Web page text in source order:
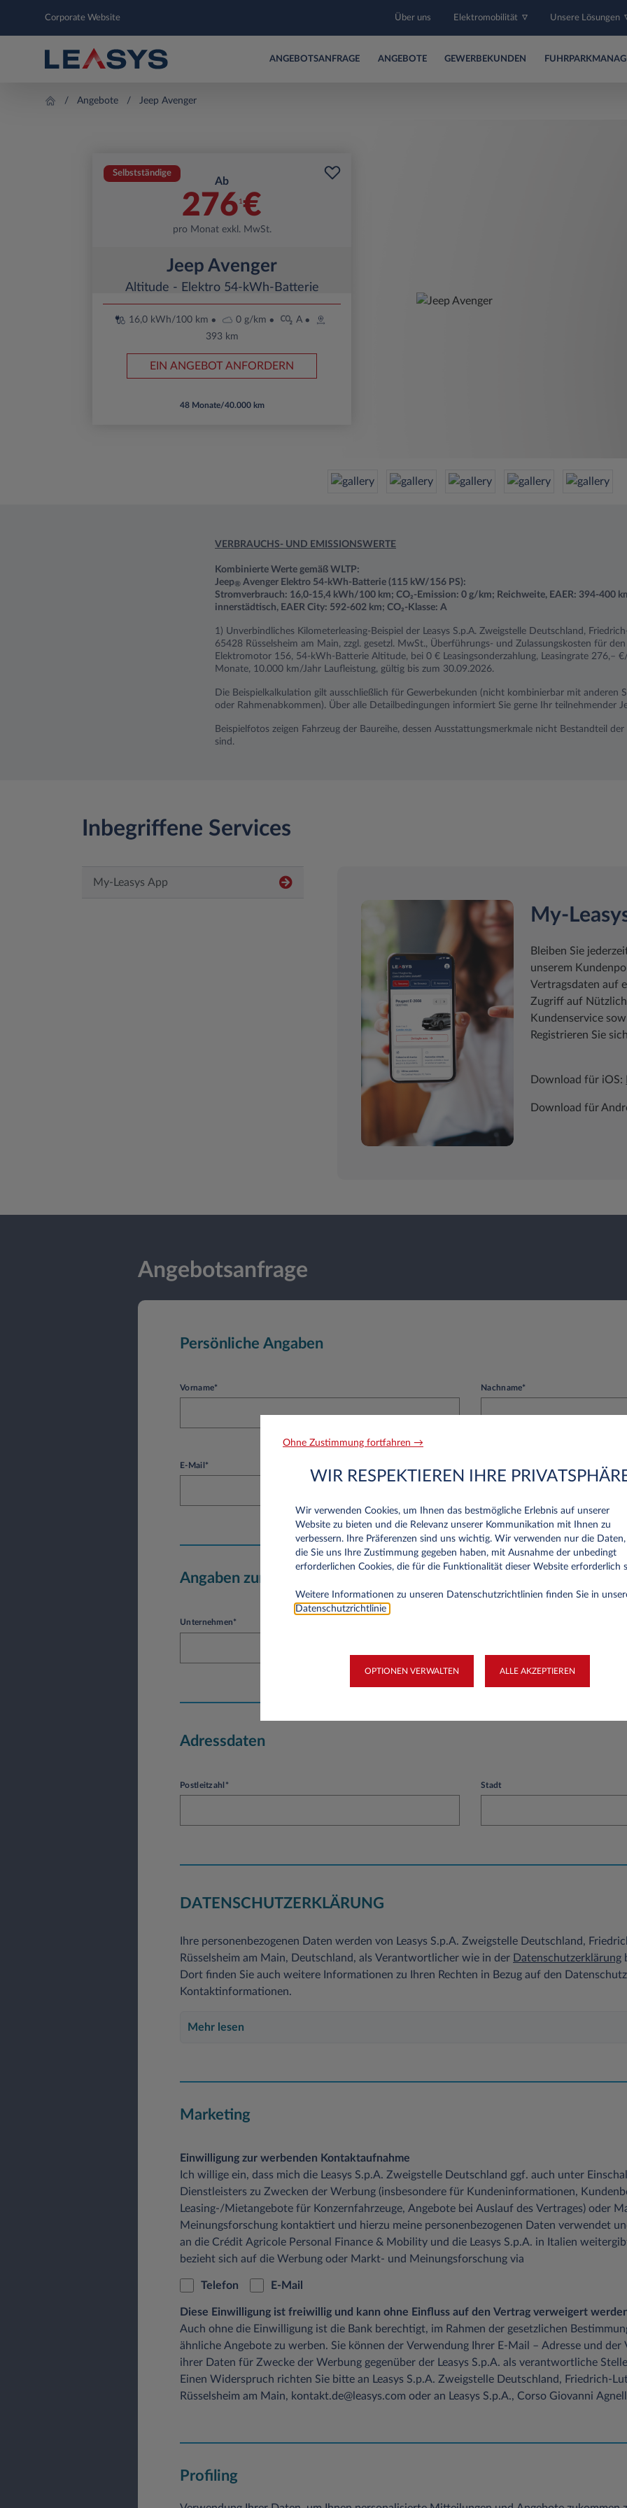
Corporate Website Über uns Elektromobilität Unsere Lösungen
ANGEBOTSANFRAGE ANGEBOTE GEWERBEKUNDEN
Angebote Jeep Avenger
Selbstständige
Ab
276 1 €
pro Monat exkl. MwSt.
Jeep Avenger
Altitude - Elektro 54-kWh-Batterie
16,0 kWh/100 km 0 g/km
A
393 km
EIN ANGEBOT ANFORDERN
48 Monate/40.000 km
VERBRAUCHS- UND EMISSIONSWERTE
Kombinierte Werte gemäß WLTP:
Jeep® Avenger Elektro 54-kWh-Batterie (115 kW/156 PS):
Stromverbrauch: 16,0-15,4 kWh/100 km; CO₂-Emission: 0 g/km; Reichweite, EAER: 394-400
innerstädtisch, EAER City: 592-602 km; CO₂-Klasse: A
1) Unverbindliches Kilometerleasing-Beispiel der Leasys S.p.A. Zweigstelle Deutschland,
65428 Rüsselsheim am Main, zzgl. gesetzl. MwSt., Überführungs- und Zulassungskosten für
Elektromotor 156, 54-kWh-Batterie Altitude, bei 0 € Leasingsonderzahlung, Leasingrate 276,–
Monate, 10.000 km/Jahr Laufleistung, gültig bis zum 30.09.2026.
Die Beispielkalkulation gilt ausschließlich für Gewerbekunden (nicht kombinierbar mit anderen
oder Rahmenabkommen). Über alle Detailbedingungen informiert Sie gerne Ihr teilnehmender
Beispielfotos zeigen Fahrzeug der Baureihe, dessen Ausstattungsmerkmale nicht Bestandteil
sind.
Inbegriffene Services
My-Leasys App
My-
Bleiben Sie
unserem
Vertragsdaten auf
Zugriff auf
Kundenservice
Registrieren Sie
Download für iOS:
Download für
Angebotsanfrage
Persönliche Angaben
Vorname* Nachname*
E-Mail*
Angaben zum Unternehmen
Unternehmen*
Adressdaten
Postleitzahl* Stadt
DATENSCHUTZERKLÄRUNG
Ihre personenbezogenen Daten werden von Leasys S.p.A. Zweigstelle Deutschland,
Rüsselsheim am Main, Deutschland, als Verantwortlicher wie in der Datenschutzerklärung
Dort finden Sie auch weitere Informationen zu Ihren Rechten in Bezug auf den
Kontaktinformationen.
Mehr lesen
Marketing
Einwilligung zur werbenden Kontaktaufnahme
Ich willige ein, dass mich die Leasys S.p.A. Zweigstelle Deutschland ggf. auch unter
Dienstleisters zu Zwecken der Werbung (insbesondere für Kundeninformationen,
Leasing-/Mietangebote für Konzernfahrzeuge, Angebote bei Auslauf des Vertrages) oder
Meinungsforschung kontaktiert und hierzu meine personenbezogenen Daten verwendet
an die Crédit Agricole Personal Finance & Mobility und die Leasys S.p.A. in Italien
bezieht sich auf die Werbung oder Markt- und Meinungsforschung via
Telefon E-Mail
Diese Einwilligung ist freiwillig und kann ohne Einfluss auf den Vertrag verweigert
Auch ohne die Einwilligung ist die Bank berechtigt, im Rahmen der gesetzlichen
ähnliche Angebote zu werben. Sie können der Verwendung Ihrer E-Mail – Adresse und
ihrer Daten für Zwecke der Werbung gegenüber der Leasys S.p.A. als verantwortliche
Einen Widerspruch richten Sie bitte an Leasys S.p.A. Zweigstelle Deutschland, Friedrich-
Rüsselsheim am Main, kontakt.de@leasys.com oder an Leasys S.p.A., Corso Giovanni
Profiling
Ohne Zustimmung fortfahren →
WIR RESPEKTIEREN IHRE
Wir verwenden Cookies, um Ihnen das bestmögliche Erlebnis auf unserer
Website zu bieten und die Relevanz unserer Kommunikation mit Ihnen zu
verbessern. Ihre Präferenzen sind uns wichtig. Wir verwenden nur die
die Sie uns Ihre Zustimmung gegeben haben, mit Ausnahme der unbedingt
erforderlichen Cookies, die für die Funktionalität dieser Website erforderlich
Weitere Informationen zu unseren Datenschutzrichtlinien finden Sie in
Datenschutzrichtlinie
OPTIONEN VERWALTEN ALLE AKZEPTIEREN